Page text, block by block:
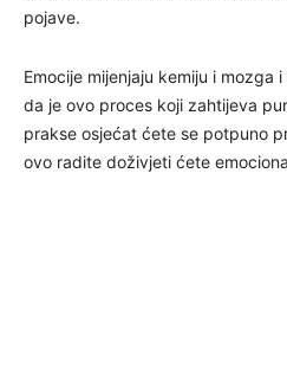
pojave.
Emocije mijenjaju kemiju i mozga
da je ovo proces koji zahtijeva
prakse osjećat ćete se potpuno
ovo radite doživjeti ćete